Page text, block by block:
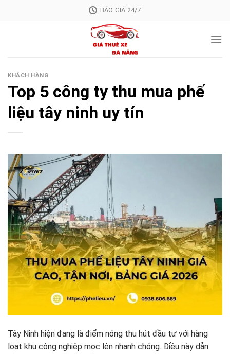
BÁO GIÁ 24/7
KHÁCH HÀNG
Top 5 công ty thu mua phế
liệu tây ninh uy tín
Tây Ninh hiện đang là điểm nóng thu hút đầu tư với hàng
loạt khu công nghiệp mọc lên nhanh chóng. Điều này dẫn